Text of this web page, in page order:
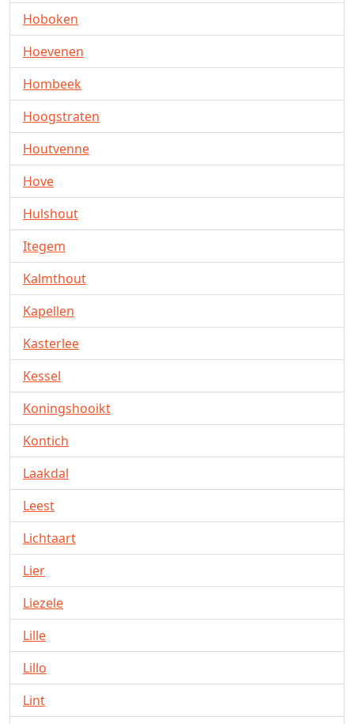
Hoboken
Hoevenen
Hombeek
Hoogstraten
Houtvenne
Hove
Hulshout
Itegem
Kalmthout
Kapellen
Kasterlee
Kessel
Koningshooikt
Kontich
Laakdal
Leest
Lichtaart
Lier
Liezele
Lille
Lillo
Lint